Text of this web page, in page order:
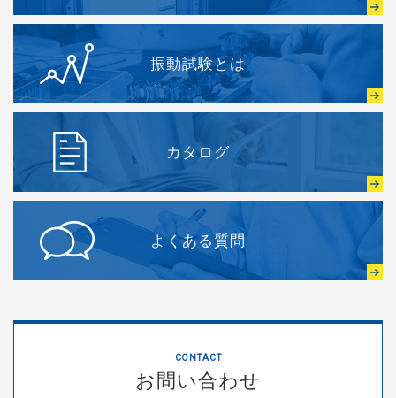
振動試験とは
カタログ
よくある質問
CONTACT
お問い合わせ